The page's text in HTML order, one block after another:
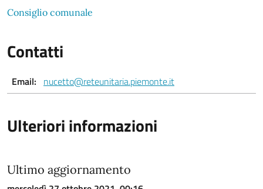
Consiglio comunale
Contatti
Email: nucetto@reteunitaria.piemonte.it
Ulteriori informazioni
Ultimo aggiornamento